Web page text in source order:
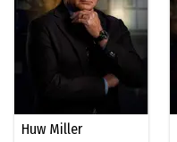
Huw Miller